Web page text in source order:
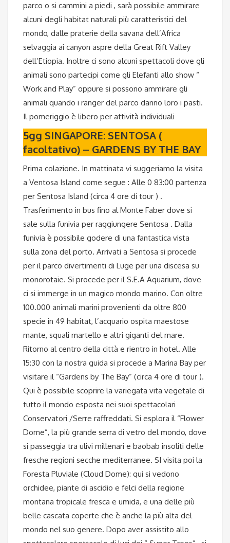
parco o si cammini a piedi , sarà possibile ammirare
alcuni degli habitat naturali più caratteristici del
mondo, dalle praterie della savana dell’Africa
selvaggia ai canyon aspre della Great Rift Valley
dell’Etiopia. Inoltre ci sono alcuni spettacoli dove gli
animali sono partecipi come gli Elefanti allo show “
Work and Play” oppure si possono ammirare gli
animali quando i ranger del parco danno loro i pasti.
Il pomeriggio è libero per attività individuali
5gg SINGAPORE: SENTOSA (
facoltativo) – GARDENS BY THE BAY
Prima colazione. In mattinata vi suggeriamo la visita
a Ventosa Island come segue : Alle 0 83:00 partenza
per Sentosa Island (circa 4 ore di tour ) .
Trasferimento in bus fino al Monte Faber dove si
sale sulla funivia per raggiungere Sentosa . Dalla
funivia è possibile godere di una fantastica vista
sulla zona del porto. Arrivati a Sentosa si procede
per il parco divertimenti di Luge per una discesa su
monorotaie. Si procede per il S.E.A Aquarium, dove
ci si immerge in un magico mondo marino. Con oltre
100.000 animali marini provenienti da oltre 800
specie in 49 habitat, l’acquario ospita maestose
mante, squali martello e altri giganti del mare.
Ritorno al centro della città e rientro in hotel. Alle
15:30 con la nostra guida si procede a Marina Bay per
visitare il “Gardens by The Bay” (circa 4 ore di tour ).
Qui è possibile scoprire la variegata vita vegetale di
tutto il mondo esposta nei suoi spettacolari
Conservatori /Serre raffreddati. Si esplora il “Flower
Dome”, la più grande serra di vetro del mondo, dove
si passeggia tra ulivi millenari e baobab insoliti delle
fresche regioni secche mediterranee. SI visita poi la
Foresta Pluviale (Cloud Dome): qui si vedono
orchidee, piante di ascidio e felci della regione
montana tropicale fresca e umida, e una delle più
belle cascata coperte che è anche la più alta del
mondo nel suo genere. Dopo aver assistito allo